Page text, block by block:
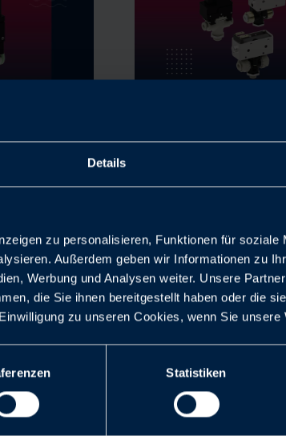
Details
zu personalisieren, Funktionen für soziale
Außerdem geben wir Informationen zu
Werbung und Analysen weiter. Unsere
die Sie ihnen bereitgestellt haben oder die
zu unseren Cookies, wenn Sie unsere
Statistiken
Mediengetrennte
Magnetventile
Flyer DE (PDF)
Flyer EN (PDF)